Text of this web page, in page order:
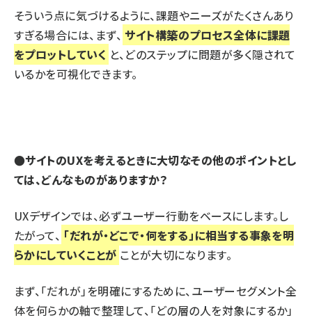
そういう点に気づけるように、課題やニーズがたくさんあり
すぎる場合には、まず、 サイト構築のプロセス全体に課題
をプロットしていく と、どのステップに問題が多く隠されて
いるかを可視化できます。
●サイトのUXを考えるときに大切なその他のポイントとし
ては、どんなものがありますか？
UXデザインでは、必ずユーザー行動をベースにします。し
たがって、 「だれが・どこで・何をする」に相当する事象を明
らかにしていくことが ことが大切になります。
まず、「だれが」を明確にするために、ユーザーセグメント全
体を何らかの軸で整理して、「どの層の人を対象にするか」